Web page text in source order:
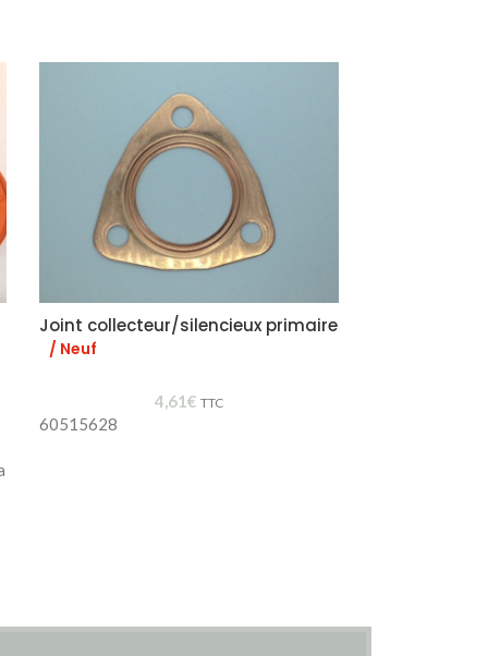
Joint collecteur/silencieux primaire
/ Neuf
4,61€ TTC
60515628